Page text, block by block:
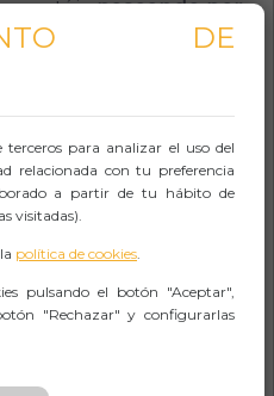
estáispaseando por
peces luna y dos
y el jaquetón de
visita podréis
DE
para analizar el uso del
relacionada con tu preferencia
a partir de tu hábito de
visitadas).
política de cookies.
pulsando el botón "Aceptar",
"Rechazar" y configurarlas